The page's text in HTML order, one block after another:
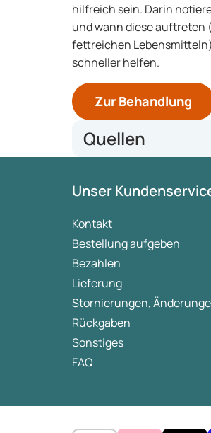
hilfreich sein. Darin
und wann diese auftreten
fettreichen
schneller helfen.
Zur Behandlung
Quellen
(Quellen:mlds.nl,
Unser
Kontakt
Bestellung aufgeben
Bezahlen
Lieferung
Stornierungen,
Rückgaben
Sonstiges
FAQ